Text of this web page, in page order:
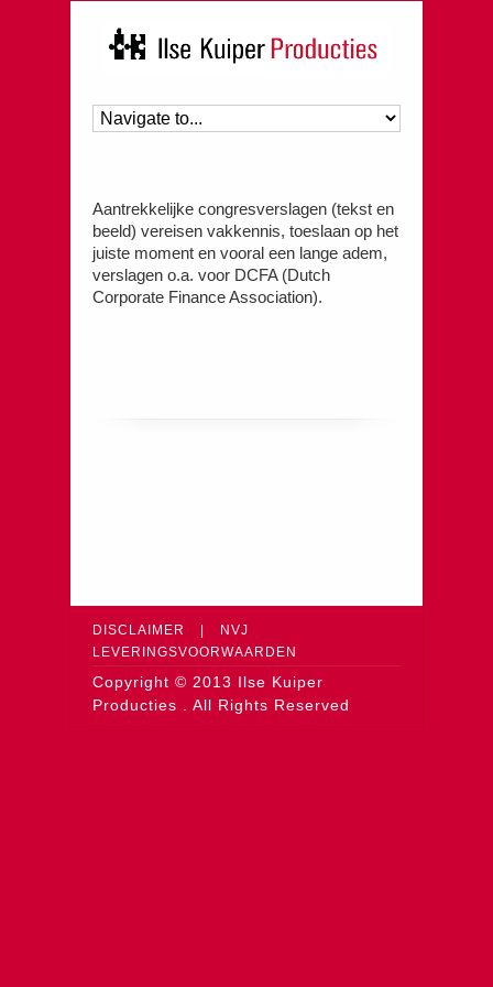
Aantrekkelijke congresverslagen (tekst en
beeld) vereisen vakkennis, toeslaan op het
juiste moment en vooral een lange adem,
verslagen o.a. voor DCFA (Dutch
Corporate Finance Association).
DISCLAIMER |
NVJ
LEVERINGSVOORWAARDEN
Copyright © 2013 Ilse Kuiper
Producties . All Rights Reserved